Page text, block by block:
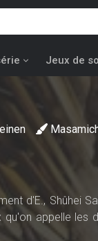
Jeux de
d'E., Shûhei
appelle les